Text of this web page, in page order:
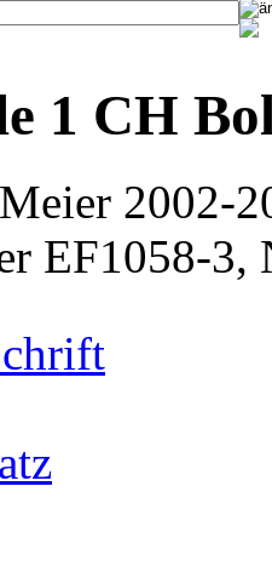
1 CH
2002-
EF1058-3,